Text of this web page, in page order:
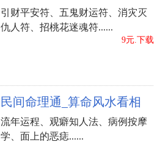
引财平安符、五鬼财运符、消灾灭
仇人符、招桃花迷魂符......
9元.下载
民间命理通_算命风水看相
流年运程、观癖知人法、病例按摩
学、面上的恶痣......